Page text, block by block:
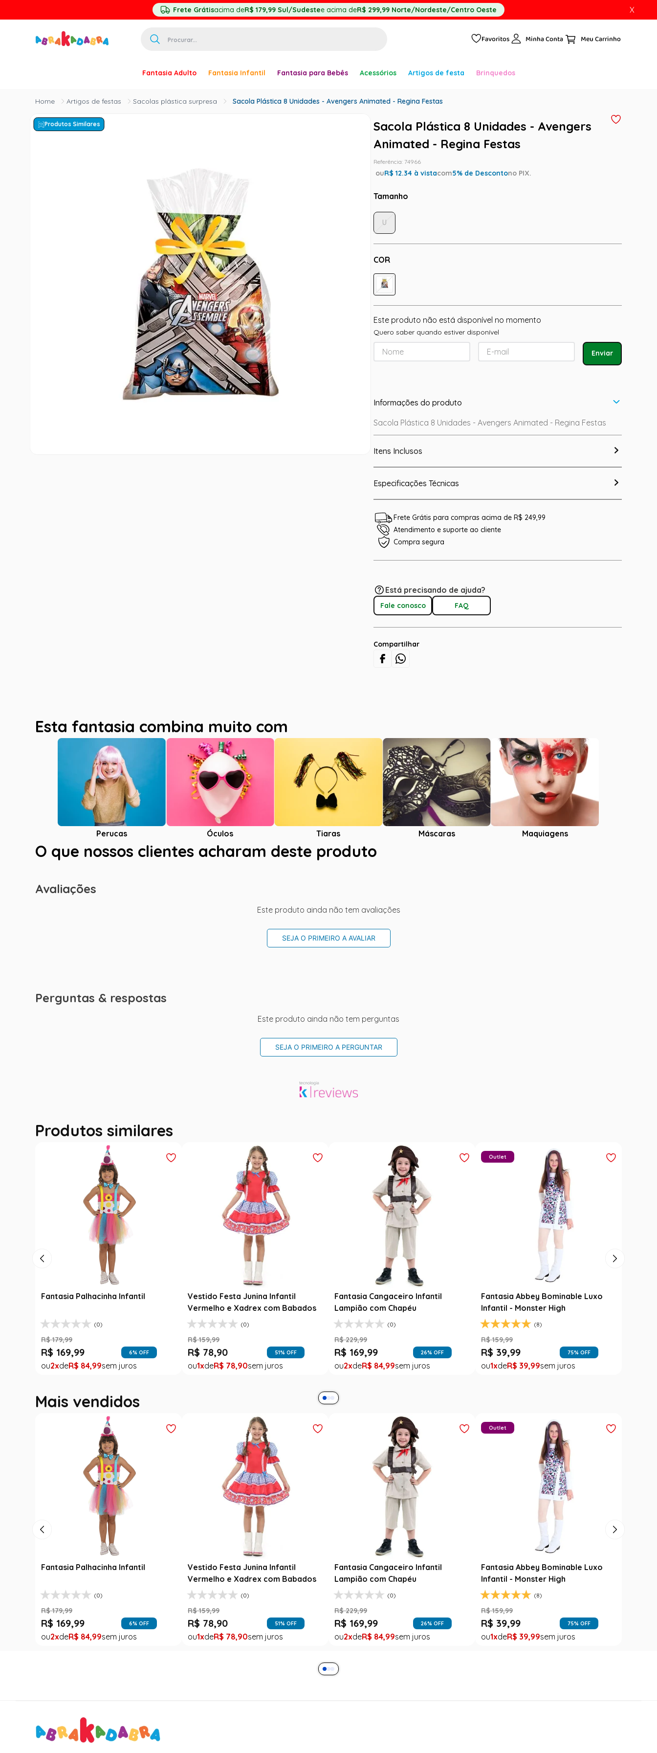
Frete Grátisacima deR$ 179,99 Sul/Sudestee acima deR$ 299,99 Norte/Nordeste/Centro Oeste X
Favoritos Minha Conta
Fantasia Adulto Fantasia Infantil Fantasia para Bebês Acessórios Artigos de festa Brinquedos
Artigos de festas Sacolas plástica surpresa Sacola Plástica 8 Unidades - Avengers Animated - Regina Festas
Produtos Similares
Sacola Plástica 8 Unidades - Avengers
Animated - Regina Festas
Referência: 74966
ouR$12.34 à vistacom5% de Descontono PIX.
Tamanho
COR
U
Este produto não está disponível no momento
Quero saber quando estiver disponível
Enviar
Informações do produto
Sacola Plástica 8 Unidades - Avengers Animated - Regina Festas
Itens Inclusos
Especificações Técnicas
Frete Grátis para compras acima de R$ 249,99
Atendimento e suporte ao cliente
Compra segura
Está precisando de ajuda?
Fale conosco FAQ
Compartilhar
Esta fantasia combina muito com
Perucas Óculos Tiaras Máscaras Maquiagens
O que nossos clientes acharam deste produto
Avaliações
Este produto ainda não tem avaliações
SEJA O PRIMEIRO A AVALIAR
Perguntas & respostas
Este produto ainda não tem perguntas
SEJA O PRIMEIRO A PERGUNTAR
Produtos similares
Fantasia Palhacinha Infantil
(0)
R$ 179,99
R$ 169,99 6% OFF
2 R$ 84,99
Vestido Festa Junina Infantil
Vermelho e Xadrex com Babados
(0)
R$ 159,99
R$ 78,90 51% OFF
1 R$ 78,90
Fantasia Cangaceiro Infantil
Lampião com Chapéu
(0)
R$ 229,99
R$ 169,99 26% OFF
2 R$ 84,99
Fantasia Abbey Bominable Luxo
Infantil - Monster High
(8)
Outlet
R$ 159,99
R$ 39,99 75% OFF
1 R$ 39,99
Mais vendidos
Fantasia Palhacinha Infantil
(0)
R$ 179,99
R$ 169,99 6% OFF
2 R$ 84,99
Vestido Festa Junina Infantil
Vermelho e Xadrex com Babados
(0)
R$ 159,99
R$ 78,90 51% OFF
1 R$ 78,90
Fantasia Cangaceiro Infantil
Lampião com Chapéu
(0)
R$ 229,99
R$ 169,99 26% OFF
2 R$ 84,99
Fantasia Abbey Bominable Luxo
Infantil - Monster High
(8)
Outlet
R$ 159,99
R$ 39,99 75% OFF
1 R$ 39,99
9º
branca neve
10º toy story